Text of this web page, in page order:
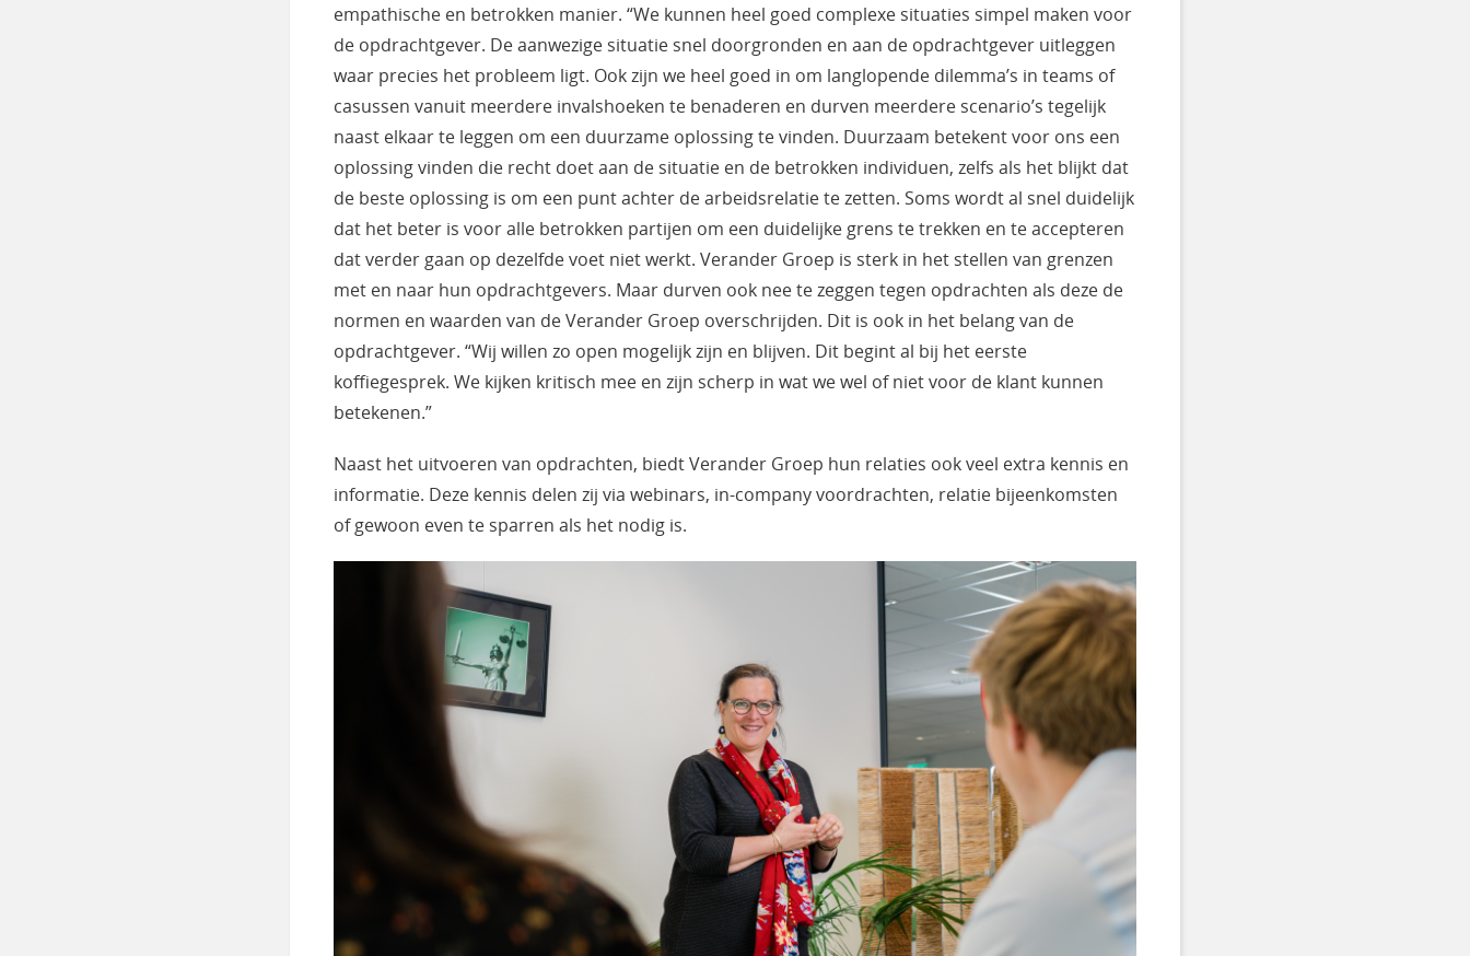
empathische en betrokken manier. “We kunnen heel goed complexe situaties simpel maken voor
de opdrachtgever. De aanwezige situatie snel doorgronden en aan de opdrachtgever uitleggen
waar precies het probleem ligt. Ook zijn we heel goed in om langlopende dilemma’s in teams of
casussen vanuit meerdere invalshoeken te benaderen en durven meerdere scenario’s tegelijk
naast elkaar te leggen om een duurzame oplossing te vinden. Duurzaam betekent voor ons een
oplossing vinden die recht doet aan de situatie en de betrokken individuen, zelfs als het blijkt dat
de beste oplossing is om een punt achter de arbeidsrelatie te zetten. Soms wordt al snel duidelijk
dat het beter is voor alle betrokken partijen om een duidelijke grens te trekken en te accepteren
dat verder gaan op dezelfde voet niet werkt. Verander Groep is sterk in het stellen van grenzen
met en naar hun opdrachtgevers. Maar durven ook nee te zeggen tegen opdrachten als deze de
normen en waarden van de Verander Groep overschrijden. Dit is ook in het belang van de
opdrachtgever. “Wij willen zo open mogelijk zijn en blijven. Dit begint al bij het eerste
koffiegesprek. We kijken kritisch mee en zijn scherp in wat we wel of niet voor de klant kunnen
betekenen.”
Naast het uitvoeren van opdrachten, biedt Verander Groep hun relaties ook veel extra kennis en
informatie. Deze kennis delen zij via webinars, in-company voordrachten, relatie bijeenkomsten
of gewoon even te sparren als het nodig is.